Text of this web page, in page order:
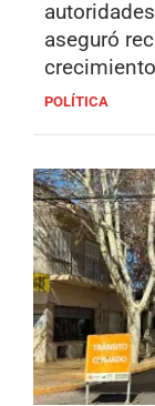
aseguró
POLÍTICA